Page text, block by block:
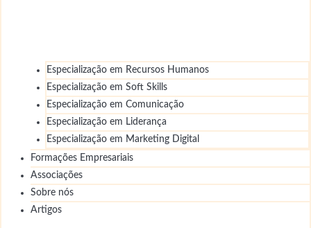
Especialização em Recursos Humanos
Especialização em Soft Skills
Especialização em Comunicação
Especialização em Liderança
Especialização em Marketing Digital
Formações Empresariais
Associações
Sobre nós
Artigos